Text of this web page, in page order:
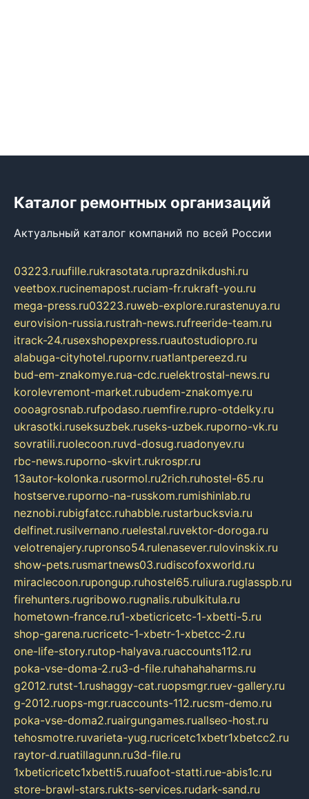
Каталог ремонтных организаций
Актуальный каталог компаний по всей России
03223.ruufille.rukrasotata.ruprazdnikdushi.ru
veetbox.rucinemapost.ruciam-fr.rukraft-you.ru
mega-press.ru03223.ruweb-explore.rurastenuya.ru
eurovision-russia.rustrah-news.rufreeride-team.ru
itrack-24.rusexshopexpress.ruautostudiopro.ru
alabuga-cityhotel.rupornv.ruatlantpereezd.ru
bud-em-znakomye.rua-cdc.ruelektrostal-news.ru
korolevremont-market.rubudem-znakomye.ru
oooagrosnab.rufpodaso.ruemfire.rupro-otdelky.ru
ukrasotki.ruseksuzbek.ruseks-uzbek.ruporno-vk.ru
sovratili.ruolecoon.ruvd-dosug.ruadonyev.ru
rbc-news.ruporno-skvirt.rukrospr.ru
13autor-kolonka.rusormol.ru2rich.ruhostel-65.ru
hostserve.ruporno-na-russkom.rumishinlab.ru
neznobi.rubigfatcc.ruhabble.rustarbucksvia.ru
delfinet.rusilvernano.ruelestal.ruvektor-doroga.ru
velotrenajery.rupronso54.rulenasever.rulovinskix.ru
show-pets.rusmartnews03.rudiscofoxworld.ru
miraclecoon.rupongup.ruhostel65.ruliura.ruglasspb.ru
firehunters.rugribowo.rugnalis.rubulkitula.ru
hometown-france.ru1-xbeticricetc-1-xbetti-5.ru
shop-garena.rucricetc-1-xbetr-1-xbetcc-2.ru
one-life-story.rutop-halyava.ruaccounts112.ru
poka-vse-doma-2.ru3-d-file.ruhahahaharms.ru
g2012.rutst-1.rushaggy-cat.ruopsmgr.ruev-gallery.ru
g-2012.ruops-mgr.ruaccounts-112.rucsm-demo.ru
poka-vse-doma2.ruairgungames.ruallseo-host.ru
tehosmotre.ruvarieta-yug.rucricetc1xbetr1xbetcc2.ru
raytor-d.ruatillagunn.ru3d-file.ru
1xbeticricetc1xbetti5.ruuafoot-statti.rue-abis1c.ru
store-brawl-stars.rukts-services.rudark-sand.ru